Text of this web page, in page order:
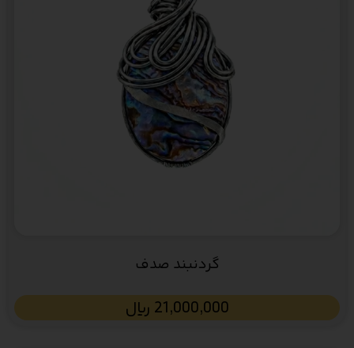
گردنبند صدف
21,000,000 ﷼